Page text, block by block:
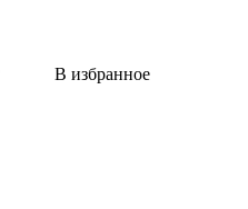
В избранное